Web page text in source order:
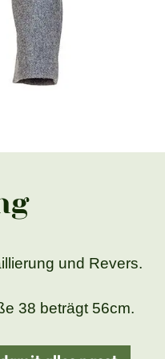
und Revers.
38 beträgt 56cm.